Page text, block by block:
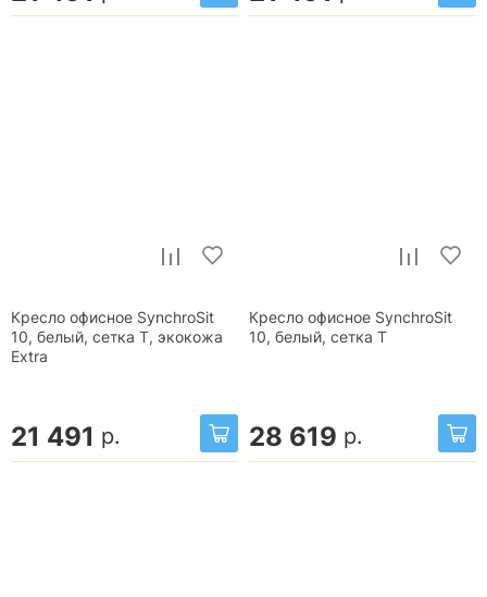
Кресло офисное SynchroSit
10, белый, сетка T, экокожа
Extra
21 491 р.
Кресло офисное SynchroSit
10, белый, сетка T
28 619 р.